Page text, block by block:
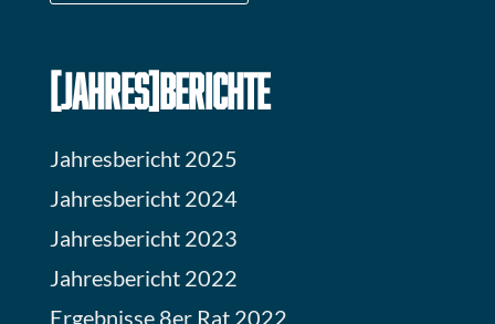
[JAHRES]BERICHTE
Jahresbericht 2025
Jahresbericht 2024
Jahresbericht 2023
Jahresbericht 2022
Ergebnisse 8er Rat 2022